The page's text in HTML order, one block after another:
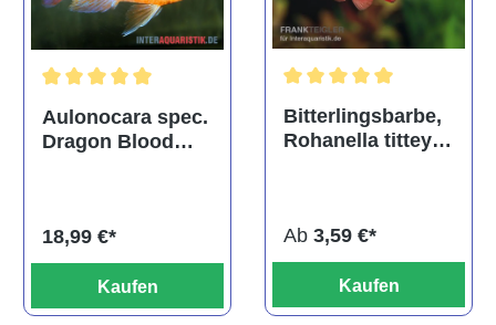
Durchschnittliche Bewertung von 5 von 5 Sternen
Aulonocara spec.
Dragon Blood
18,99 €*
Kaufen
Bitterlingsbarbe,
Rohanella titteya,
Ab 3,59 €*
Kaufen